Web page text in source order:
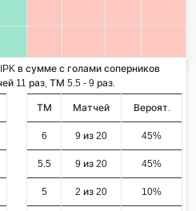
в сумме с голами соперников
11 раз, ТМ 5.5 - 9 раз.
ТМ Матчей Вероят.
6 9 из 20 45%
5.5 9 из 20 45%
5 2 из 20 10%